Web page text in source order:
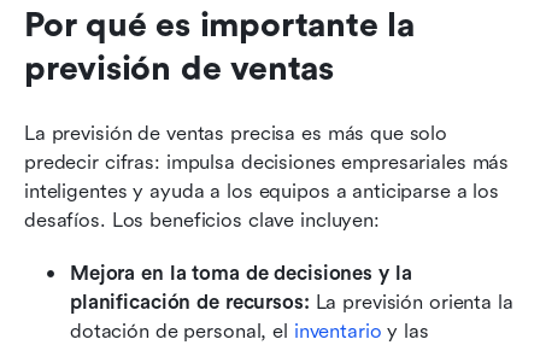
Por qué es importante la
previsión de ventas
La previsión de ventas precisa es más que solo
predecir cifras: impulsa decisiones empresariales más
inteligentes y ayuda a los equipos a anticiparse a los
desafíos. Los beneficios clave incluyen:
Mejora en la toma de decisiones y la
planificación de recursos: La previsión orienta la
dotación de personal, el inventario y las